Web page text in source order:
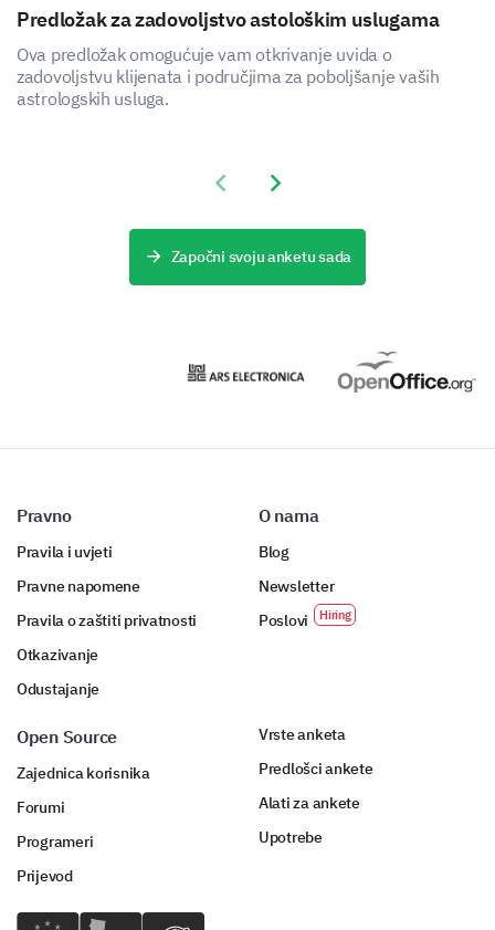
Predložak za zadovoljstvo astološkim uslugama
Ova predložak omogućuje vam otkrivanje uvida o
zadovoljstvu klijenata i područjima za poboljšanje vaših
astrologskih usluga.
Previous slide
Next slide
Započni svoju anketu sada
Pravno
Pravila i uvjeti
Pravne napomene
Pravila o zaštiti privatnosti
Otkazivanje
Odustajanje
O nama
Blog
Newsletter
Poslovi
Open Source
Zajednica korisnika
Forumi
Programeri
Prijevod
Vrste anketa
Predlošci ankete
Alati za ankete
Upotrebe